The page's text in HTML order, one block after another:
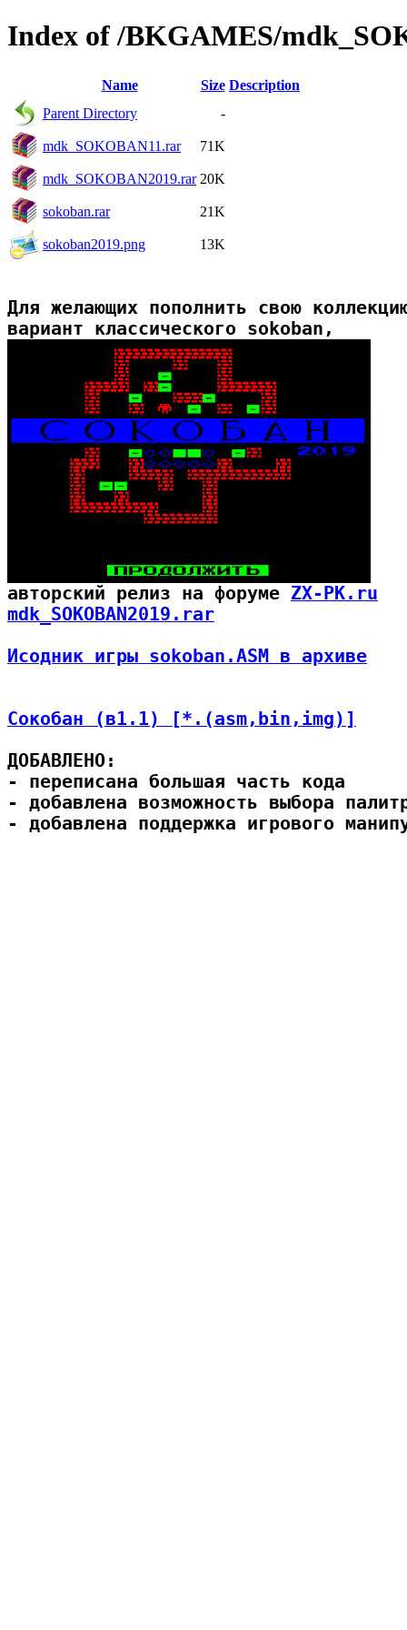
Index of /BKGAMES/
Name Size Description
Parent Directory
-
mdk_SOKOBAN11.rar 71K
mdk_SOKOBAN2019.rar 20K
sokoban.rar 21K
sokoban2019.png 13K
Для желающих пополнить свою
авторский релиз на форуме ZX-PK.ru
mdk_SOKOBAN2019.rar
Исодник игры sokoban.ASM в архиве
Сокобан (в1.1) [*.(asm,bin,img)]
ДОБАВЛЕНО:
- переписана большая часть кода
- добавлена возможность выбора
- добавлена поддержка игрового